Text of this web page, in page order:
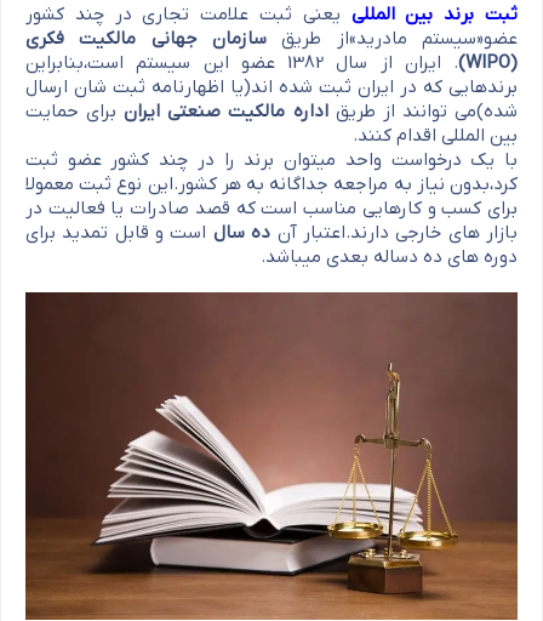
ثبت برند بین المللی یعنی ثبت علامت تجاری در چند کشور
عضو«سیستم مادرید»از طریق سازمان جهانی مالکیت فکری
(WIPO)
. ایران از سال 1382 عضو این سیستم است،بنابراین
برندهایی که در ایران ثبت شده اند(یا اظهارنامه ثبت شان ارسال
شده)می توانند از طریقاداره مالکیت صنعتی ایرانبرای حمایت
بین المللی اقدام کنند.
با یک درخواست واحد میتوان برند را در چند کشور عضو ثبت
کرد،بدون نیاز به مراجعه جداگانه به هر کشور.این نوع ثبت معمولا
برای کسب و کارهایی مناسب است که قصد صادرات یا فعالیت در
بازار های خارجی دارند.اعتبار آن ده سال است و قابل تمدید برای
دوره های ده دساله بعدی میباشد.